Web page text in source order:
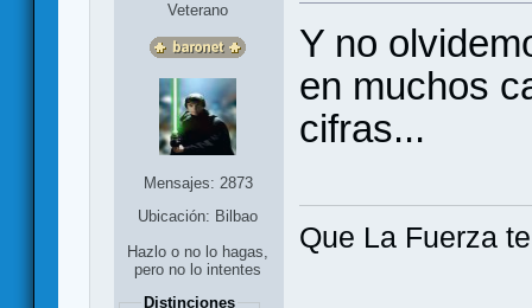
Veterano
Mensajes: 2873
Ubicación: Bilbao
Hazlo o no lo hagas,
pero no lo intentes
Distinciones
Y no
en muchos
cifras...
Que La Fuerza